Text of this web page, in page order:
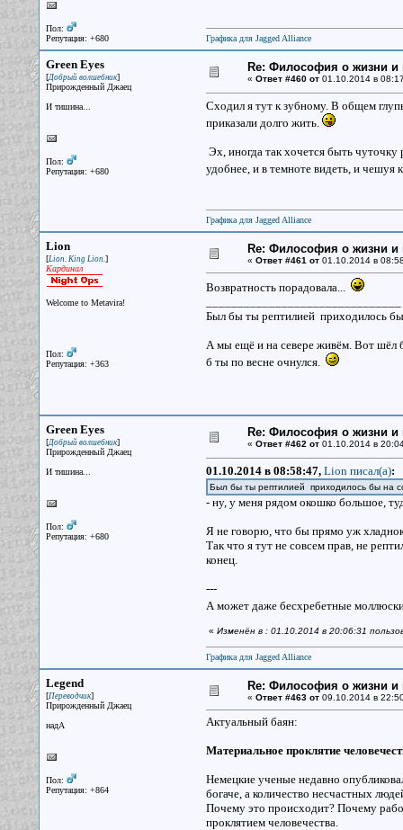
Пол:
Репутация: +680
Графика для Jagged Alliance
Green Eyes
[Добрый волшебник]
Прирожденный Джаец
И тишина...
Пол:
Репутация: +680
Re: Философия о жизни и
« Ответ #460 от01.10.2014 в
Сходил я тут к зубному. В общем
приказали долго жить.
Эх, иногда так хочется быть
удобнее, и в темноте видеть, и чешуя
Графика для Jagged Alliance
Lion
[Lion. King Lion.]
Кардинал
Welcome to Metavira!
Пол:
Репутация: +363
Re: Философия о жизни и
« Ответ #461 от01.10.2014 в
Возвратность порадовала...
Был бы ты рептилией приходилось
А мы ещё и на севере живём. Вот шёл
б ты по весне очнулся.
Green Eyes
[Добрый волшебник]
Прирожденный Джаец
И тишина...
Пол:
Репутация: +680
Re: Философия о жизни и
« Ответ #462 от01.10.2014 в
01.10.2014 в 08:58:47, Lion писал(a):
Был бы ты рептилией приходилось бы на
- ну, у меня рядом окошко большое,
Я не говорю, что бы прямо уж
Так что я тут не совсем прав, не
конец.
---
А может даже бесхребетные
« Изменён в : 01.10.2014 в 20:06:31
Графика для Jagged Alliance
Legend
[Переводчик]
Прирожденный Джаец
надА
Пол:
Репутация: +864
Re: Философия о жизни и
« Ответ #463 от09.10.2014 в
Актуальный баян:
Материальное проклятие
Немецкие ученые недавно
богаче, а количество несчастных
Почему это происходит? Почему
проклятием человечества.